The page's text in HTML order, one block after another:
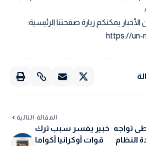
يمكنكم زيارة صفحتنا الرئيسية:
https://un-
تواجه
النظام
المقالة التالية
خبير يفسر سبب ترك
قوات أوكرانيا أكواما